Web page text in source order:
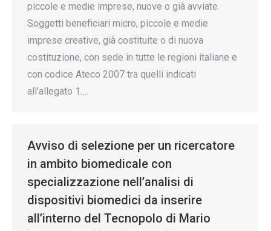
piccole e medie imprese, nuove o già avviate.
Soggetti beneficiari micro, piccole e medie
imprese creative, già costituite o di nuova
costituzione, con sede in tutte le regioni italiane e
con codice Ateco 2007 tra quelli indicati
all’allegato 1.…
Avviso di selezione per un ricercatore
in ambito biomedicale con
specializzazione nell’analisi di
dispositivi biomedici da inserire
all’interno del Tecnopolo di Mario